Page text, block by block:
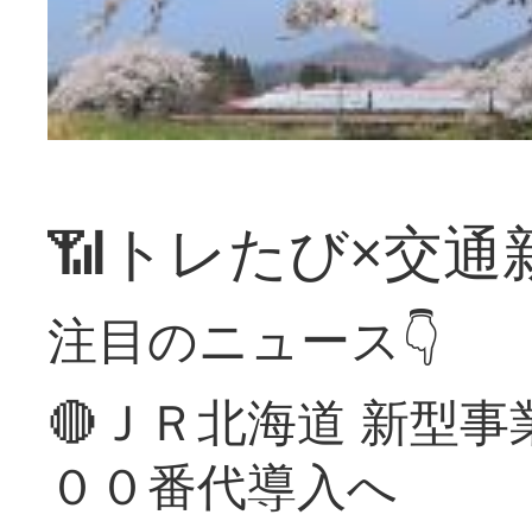
📶トレたび×交通
注目のニュース👇
🔴ＪＲ北海道 新型
００番代導入へ